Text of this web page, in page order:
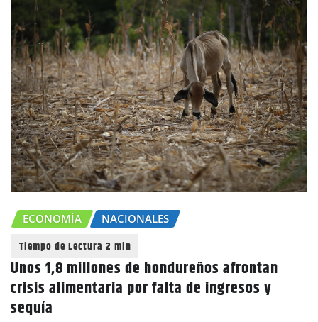
ECONOMÍA NACIONALES
Unos 1,8 millones de hondureños afrontan
crisis alimentaria por falta de ingresos y
sequía